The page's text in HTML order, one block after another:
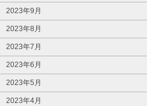
2023年9月
2023年8月
2023年7月
2023年6月
2023年5月
2023年4月